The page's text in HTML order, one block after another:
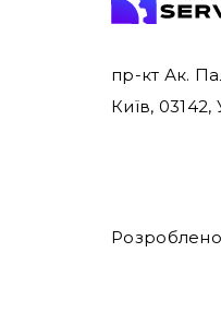
пр-кт Ак.
Київ, 03142,
Розроблено